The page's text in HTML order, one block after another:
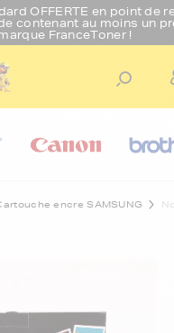
OFFERTE en point de
contenant au moins un
FranceToner !
encre SAMSUNG